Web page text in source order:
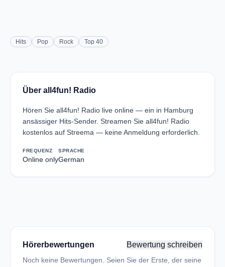
Hits Pop Rock Top 40
Über all4fun! Radio
Hören Sie all4fun! Radio live online — ein in Hamburg
ansässiger Hits-Sender. Streamen Sie all4fun! Radio
kostenlos auf Streema — keine Anmeldung erforderlich.
FREQUENZ
Online only
SPRACHE
German
Hörerbewertungen Bewertung schreiben
Noch keine Bewertungen. Seien Sie der Erste, der seine